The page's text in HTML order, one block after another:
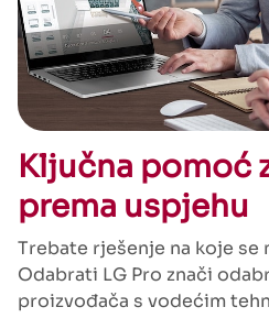
Ključna pomoć
prema uspjehu
Trebate rješenje na koje se
Odabrati LG Pro znači
proizvođača s vodećim